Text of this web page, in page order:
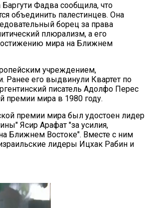
Фадва сообщила, что
объединить палестинцев. Она
борец за права
плюрализм, а его
мира на Ближнем
учреждением,
Ранее его выдвинули Квартет по
писатель Адолфо Перес
премии мира в 1980 году.
премии мира был удостоен лидер
Ясир Арафат "за усилия,
Ближнем Востоке". Вместе с ним
лидеры Ицхак Рабин и